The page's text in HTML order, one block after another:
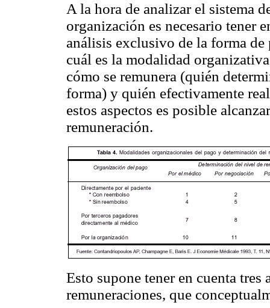
A la hora de analizar el sistema
organización es necesario tener
análisis exclusivo de la forma de
cuál es la modalidad
cómo se remunera (quién
forma) y quién efectivamente
estos aspectos es posible
remuneración.
Esto supone tener en cuenta tres
remuneraciones, que